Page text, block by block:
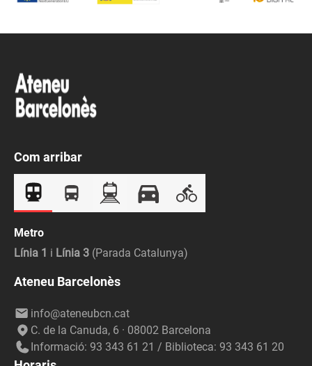
Com arribar
Metro
Línia 1 i Línia 3 (Parada Catalunya)
Ateneu Barcelonès
info@ateneubcn.cat
C. de la Canuda, 6 · 08002 Barcelona
Informació: 93 343 61 21 / Biblioteca: 93 343 61 20